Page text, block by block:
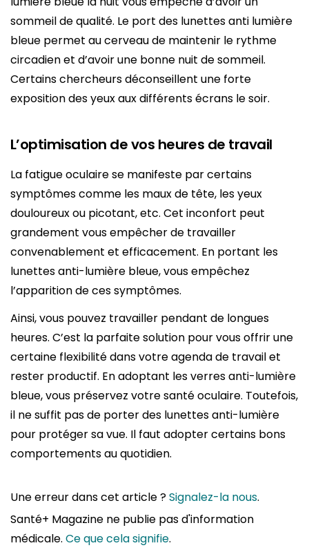
sommeil de qualité. Le port des lunettes anti lumière
bleue permet au cerveau de maintenir le rythme
circadien et d’avoir une bonne nuit de sommeil.
Certains chercheurs déconseillent une forte
exposition des yeux aux différents écrans le soir.
L’optimisation de vos heures de travail
La fatigue oculaire se manifeste par certains
symptômes comme les maux de tête, les yeux
douloureux ou picotant, etc. Cet inconfort peut
grandement vous empêcher de travailler
convenablement et efficacement. En portant les
lunettes anti-lumière bleue, vous empêchez
l’apparition de ces symptômes.
Ainsi, vous pouvez travailler pendant de longues
heures. C’est la parfaite solution pour vous offrir une
certaine flexibilité dans votre agenda de travail et
rester productif. En adoptant les verres anti-lumière
bleue, vous préservez votre santé oculaire. Toutefois,
il ne suffit pas de porter des lunettes anti-lumière
pour protéger sa vue. Il faut adopter certains bons
comportements au quotidien.
Une erreur dans cet article ?Signalez-la nous.
Santé+ Magazine ne publie pas d'information
médicale. Ce que cela signifie.